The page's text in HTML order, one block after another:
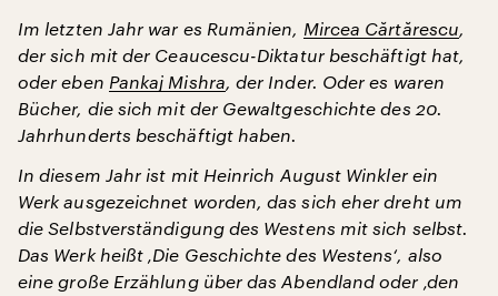
Im letzten Jahr war es Rumänien, Mircea Cărtărescu,
der sich mit der Ceaucescu-Diktatur beschäftigt hat,
oder eben Pankaj Mishra, der Inder. Oder es waren
Bücher, die sich mit der Gewaltgeschichte des 20.
Jahrhunderts beschäftigt haben.
In diesem Jahr ist mit Heinrich August Winkler ein
Werk ausgezeichnet worden, das sich eher dreht um
die Selbstverständigung des Westens mit sich selbst.
Das Werk heißt ‚Die Geschichte des Westens‘, also
eine große Erzählung über das Abendland oder ‚den